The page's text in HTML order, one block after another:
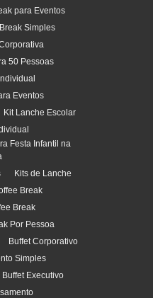
para Eventos
Simples
50 Pessoas
Eventos
Kit Lanche Escolar
Festa Infantil na
Kits de Lanche
Break
Break
Por Pessoa
Buffet Corporativo
Simples
Buffet Executivo